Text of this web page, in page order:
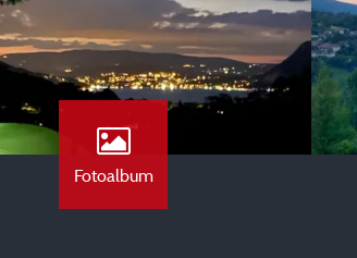
Fotoalbum